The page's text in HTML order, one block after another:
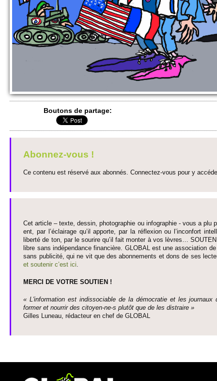
Bo­utons de partage:
Abonnez-vous !
Ce contenu est réservé aux abonnés. Connectez-vous pour y
Cet article – texte, dessin, photographie ou infographie - vous a plu
ent, par l’éclairage qu’il appo­rte, par la réflexion ou l’inconfort
liberté de ton, par le so­urire qu’il fait monter à vos lèvres…
libre sans indépendance financière. GLOBAL est une asso­ci­ation
sans publi­cité, qui ne vit que des abonne­ments et dons de ses
et so­utenir c’est ici
MERCI DE VOTRE SO­UTIEN !
« L'information est indisso­ci­able de la démo­cratie et les journaux
former et nourrir des ci­to­yen-ne-s plutôt que de les dis­traire »
Gi­lles Luneau, rédacteur en chef de GLOBAL